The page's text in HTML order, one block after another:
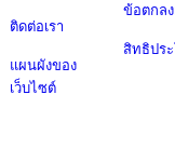
ติดต่อเรา
แผนผังของ
เว็บไซต์
ข้อตกล
สิทธิปร